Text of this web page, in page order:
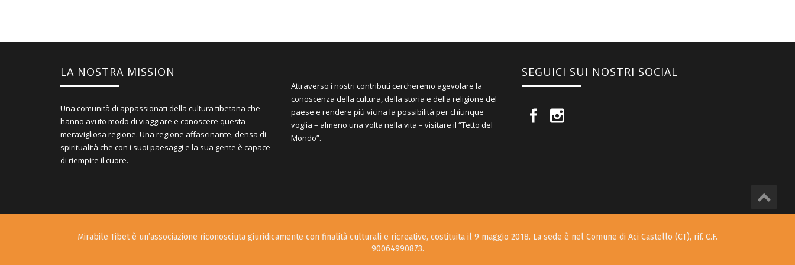
LA NOSTRA MISSION
Una comunità di appassionati della cultura tibetana che
hanno avuto modo di viaggiare e conoscere questa
meravigliosa regione. Una regione affascinante, densa di
spiritualità che con i suoi paesaggi e la sua gente è capace
di riempire il cuore.
Attraverso i nostri contributi cercheremo agevolare la
conoscenza della cultura, della storia e della religione del
paese e rendere più vicina la possibilità per chiunque
voglia – almeno una volta nella vita – visitare il “Tetto del
Mondo”.
SEGUICI SUI NOSTRI SOCIAL
Mirabile Tibet è un’associazione riconosciuta giuridicamente con finalità culturali e ricreative, costituita il 9 maggio 2018. La sede è nel Comune di Aci Castello (CT), rif. C.F.
90064990873.